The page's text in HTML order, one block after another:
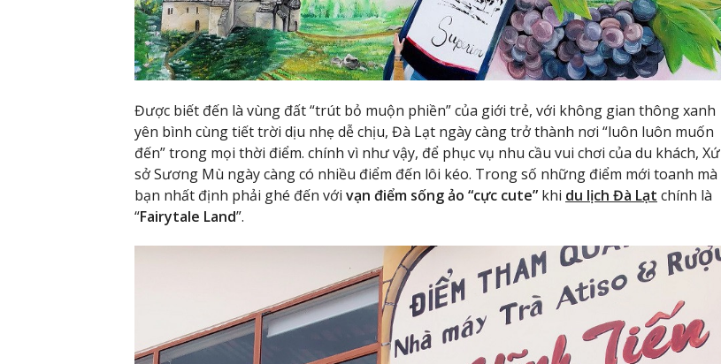
Được biết đến là vùng đất “trút bỏ muộn phiền” của giới trẻ, với không gian thông xanh
yên bình cùng tiết trời dịu nhẹ dễ chịu, Đà Lạt ngày càng trở thành nơi “luôn luôn muốn
đến” trong mọi thời điểm. chính vì như vậy, để phục vụ nhu cầu vui chơi của du khách, Xứ
sở Sương Mù ngày càng có nhiều điểm đến lôi kéo. Trong số những điểm mới toanh mà
bạn nhất định phải ghé đến với vạn điểm sống ảo “cực cute” khi du lịch Đà Lạt chính là
“Fairytale Land”.